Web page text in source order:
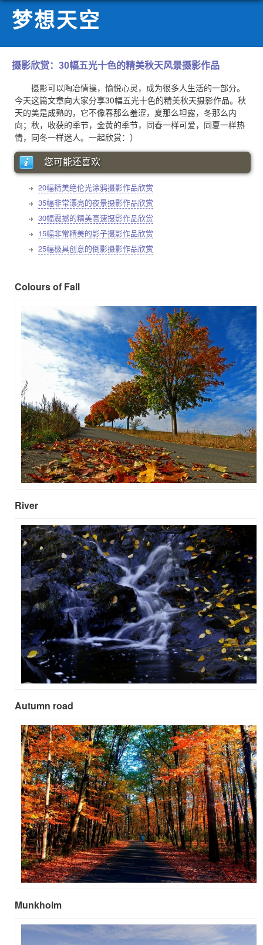
梦想天空
摄影欣赏：30幅五光十色的精美秋天风景摄影作品
摄影可以陶冶情操，愉悦心灵，成为很多人生活的一部分。
今天这篇文章向大家分享30幅五光十色的精美秋天摄影作品。秋
天的美是成熟的，它不像春那么羞涩，夏那么坦露，冬那么内
向；秋，收获的季节，金黄的季节，同春一样可爱，同夏一样热
情，同冬一样迷人。一起欣赏：）
您可能还喜欢
20幅精美绝伦光涂鸦摄影作品欣赏
35幅非常漂亮的夜景摄影作品欣赏
30幅震撼的精美高速摄影作品欣赏
15幅非常精美的影子摄影作品欣赏
25幅极具创意的倒影摄影作品欣赏
Colours of Fall
River
Autumn road
Munkholm